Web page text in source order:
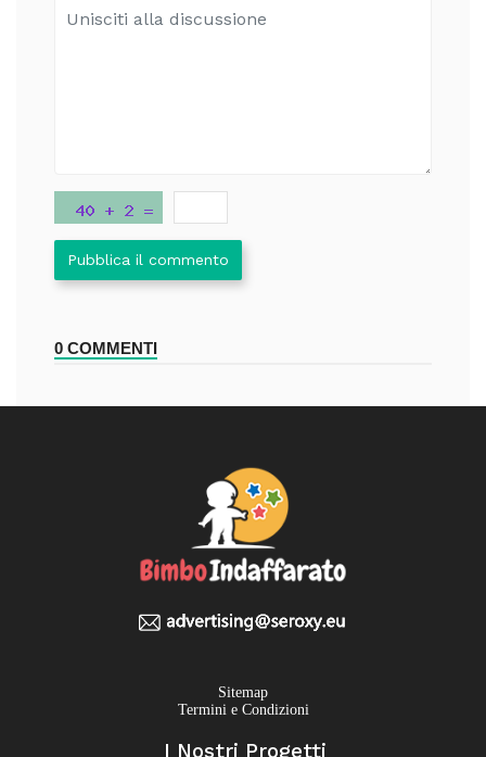
Pubblica il commento
0 COMMENTI
Sitemap
Termini e Condizioni
I Nostri Progetti